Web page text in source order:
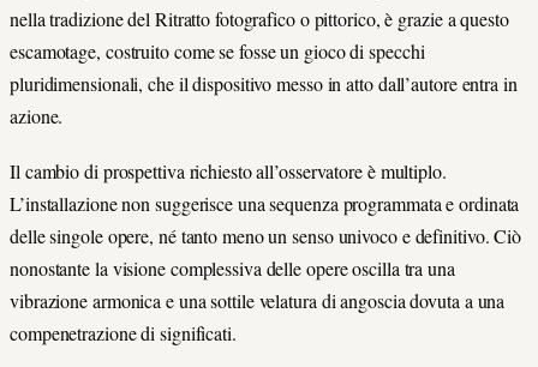
nella tradizione del Ritratto fotografico o pittorico, è grazie a questo
escamotage, costruito come se fosse un gioco di specchi
pluridimensionali, che il dispositivo messo in atto dall’autore entra in
azione.
Il cambio di prospettiva richiesto all’osservatore è multiplo.
L’installazione non suggerisce una sequenza programmata e ordinata
delle singole opere, né tanto meno un senso univoco e definitivo. Ciò
nonostante la visione complessiva delle opere oscilla tra una
vibrazione armonica e una sottile velatura di angoscia dovuta a una
compenetrazione di significati.